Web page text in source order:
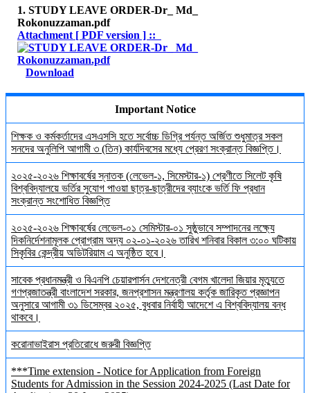
1. STUDY LEAVE ORDER-Dr_ Md_
Rokonuzzaman.pdf
Attachment [ PDF version ] ::
Download
Important Notice
শিক্ষক ও কর্মকর্তাদের এসএসসি হতে সর্বোচ্চ ডিগ্রি পর্যন্ত অর্জিত শুধুমাত্র সকল
সনদের অনুলিপি আগামী ৩ (তিন) কার্যদিবসের মধ্যে প্রেরণ সংক্রান্ত বিজ্ঞপ্তি।
২০২৫-২০২৬ শিক্ষাবর্ষের স্নাতক (লেভেল-১, সিমেস্টার-১) শ্রেণীতে সিলেট কৃষি
বিশ্ববিদ্যালয়ে ভর্তির সুযোগ পাওয়া ছাত্র-ছাত্রীদের ব্যাংকে ভর্তি ফি প্রধান
সংক্রান্ত সংশোধিত বিজ্ঞপ্তি
২০২৫-২০২৬ শিক্ষাবর্ষের লেভেল-০১ সেমিস্টার-০১ সুষ্ঠুভাবে সম্পাদনের লক্ষ্যে
দিকনির্দেশনামূলক প্রোগ্রাম অদ্য ০২-০১-২০২৬ তারিখ শনিবার বিকাল ৩:০০ ঘটিকায়
সিকৃবির কেন্দ্রীয় অডিটরিয়াম এ অনুষ্ঠিত হবে।
সাবেক প্রধানমন্ত্রী ও বিএনপি চেয়ারপার্সন দেশনেত্রী বেগম খালেদা জিয়ার মৃত্যুতে
গণপ্রজাতন্ত্রী বাংলাদেশ সরকার, জনপ্রশাসন মন্ত্রণালয় কর্তৃক জারিকৃত প্রজ্ঞাপন
অনুসারে আগামী ৩১ ডিসেম্বর ২০২৫, বুধবার নির্বাহী আদেশে এ বিশ্ববিদ্যালয় বন্ধ
থাকবে।
করোনাভাইরাস প্রতিরোধে জরুরী বিজ্ঞপ্তি
***Time extension - Notice for Application from Foreign
Students for Admission in the Session 2024-2025 (Last Date for